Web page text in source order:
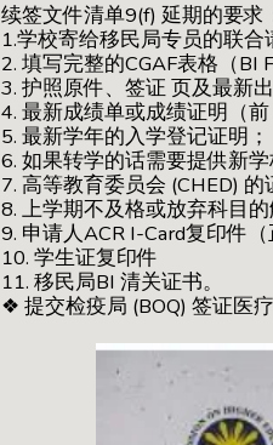
续签文件清单9(f) 延期的要求
1.学校寄给移民局专员的联
2. 填写完整的CGAF表格（BI
3. 护照原件、签证 页及最新
4. 最新成绩单或成绩证明（
5. 最新学年的入学登记证明；
6. 如果转学的话需要提供新
7. 高等教育委员会 (CHED)
8. 上学期不及格或放弃科目
9. 申请人ACR I-Card复印件（
10. 学生证复印件
11. 移民局BI 清关证书。
❖ 提交检疫局 (BOQ) 签证医